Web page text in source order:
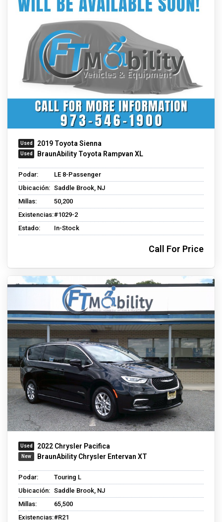
2019 Toyota Sienna
BraunAbility Toyota Rampvan XL
Podar:
LE 8-Passenger
Ubicación: Saddle Brook, NJ
Millas:
50,200
Existencias:#1029-2
Estado:
In-Stock
Call For Price
2022 Chrysler Pacifica
BraunAbility Chrysler Entervan XT
Podar:
Touring L
Ubicación: Saddle Brook, NJ
Millas:
65,500
Existencias:#R21